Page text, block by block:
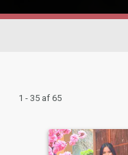
1 - 35 af 65